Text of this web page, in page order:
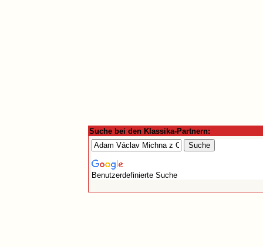
Suche bei den Klassika-Partnern:
Benutzerdefinierte Suche